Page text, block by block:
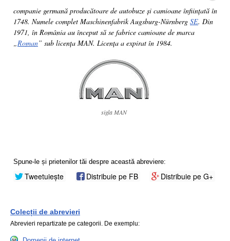
companie germană producătoare de autobuze și camioane înființată în
1748. Numele complet Maschinenfabrik Augsburg-Nürnberg SE. Din
1971, în România au început să se fabrice camioane de marca
„Roman” sub licența MAN. Licența a expirat în 1984.
sigla MAN
Spune-le și prietenilor tăi despre această abreviere:
Tweetuiește Distribuie pe FB Distribuie pe G+
Colecții de abrevieri
Abrevieri repartizate pe categorii. De exemplu: